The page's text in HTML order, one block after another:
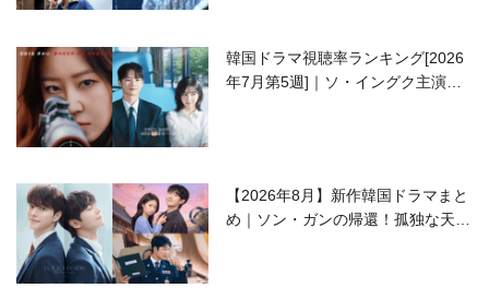
韓国ドラマ視聴率ランキング[2026
年7月第5週]｜ソ・イングク主演の
【2026年8月】新作韓国ドラマまと
め｜ソン・ガンの帰還！孤独な天才